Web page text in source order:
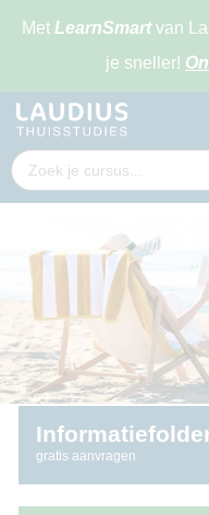
Met LearnSmartvan
je sneller!
gratis aanvragen